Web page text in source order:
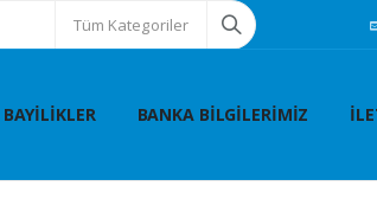
Tüm Kategoriler
BAYILIKLER BANKA BILGILERIMIZ